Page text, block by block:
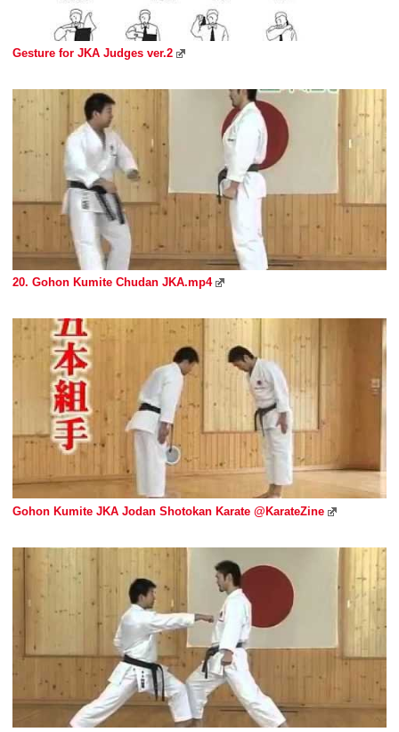
Gesture for JKA Judges ver.2
20. Gohon Kumite Chudan JKA.mp4
Gohon Kumite JKA Jodan Shotokan Karate @KarateZine